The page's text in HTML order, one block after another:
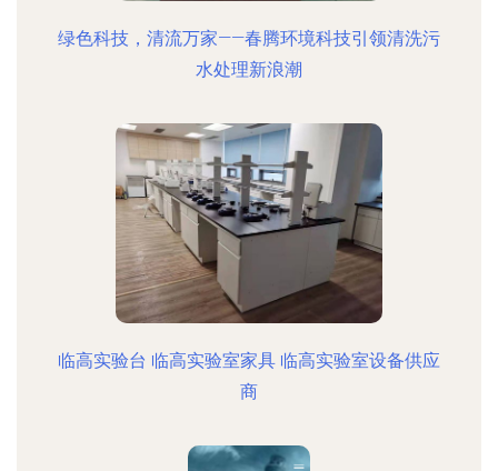
绿色科技，清流万家——春腾环境科技引领清洗污
水处理新浪潮
临高实验台 临高实验室家具 临高实验室设备供应
商